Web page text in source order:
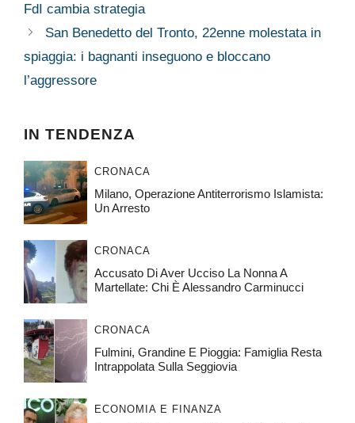
FdI cambia strategia
San Benedetto del Tronto, 22enne molestata in
spiaggia: i bagnanti inseguono e bloccano
l’aggressore
IN TENDENZA
CRONACA
Milano, Operazione Antiterrorismo Islamista:
Un Arresto
CRONACA
Accusato Di Aver Ucciso La Nonna A
Martellate: Chi È Alessandro Carminucci
CRONACA
Fulmini, Grandine E Pioggia: Famiglia Resta
Intrappolata Sulla Seggiovia
ECONOMIA E FINANZA